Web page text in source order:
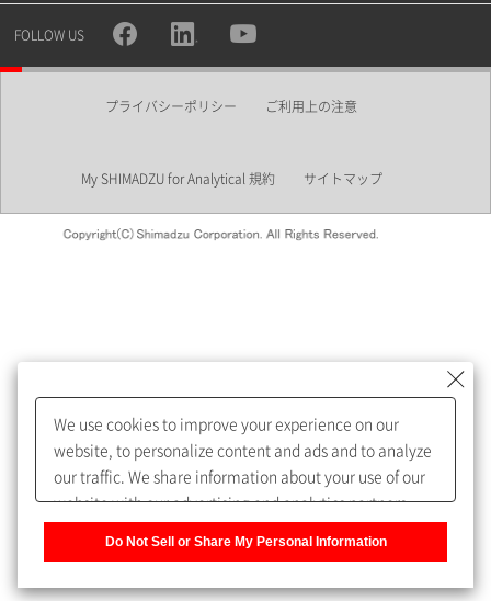
所属部署
めします。
My SHIMADZU for Analyticalへ登録いただくと、技術情報や
取扱説明書・Webinarなどの閲覧ができます。
うになります。
FOLLOW US
プライバシーポリシー ご利用上の注意
My SHIMADZU for Analytical 規約 サイトマップ
We use cookies to improve your experience on our
website, to personalize content and ads and to analyze
our traffic. We share information about your use of our
website with our advertising and analytics partners,
Do Not Sell or Share My Personal Information